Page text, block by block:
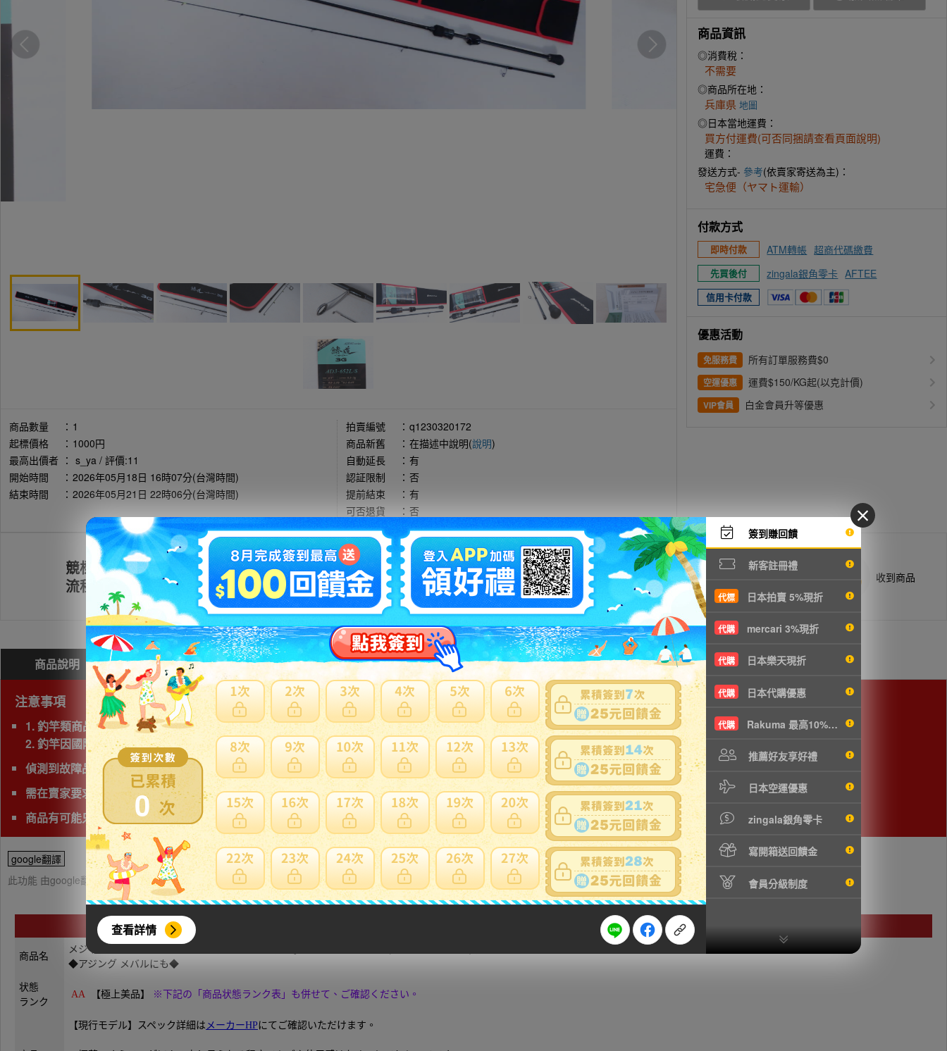
0
查看詳情
簽到賺回饋
新客註冊禮
代標 日本拍賣 5%現折
代購 mercari 3%現折
代購 日本樂天現折
代購 日本代購優惠
代購 Rakuma 最高10%現折
推薦好友享好禮
日本空運優惠
zingala銀角零卡
寫開箱送回饋金
會員分級制度
商品數量 ： 1
起標價格
： 1000円
最高出價者 ： s_ya / 評價:11
開始時間
： 2026年05月18日 16時07分(台灣時間)
結束時間
： 2026年05月21日 22時06分(台灣時間)
拍賣編號 ： q1230320172
商品新舊
： 在描述中說明(說明)
自動延長
： 有
認証限制
： 否
提前結束
： 有
可否退貨
： 否
商品資訊
◎消費稅：
不需要
◎商品所在地：
兵庫県 地圖
◎日本當地運費：
買方付運費(可否同捆請查看頁面說明)
運費：
發送方式- 參考(依賣家寄送為主)：
宅急便（ヤマト運輸）
付款方式
即時付款 ATM轉帳 超商代碼繳費
先買後付 zingala銀角零卡 AFTEE
信用卡付款
優惠活動
免服務費 所有訂單服務費$0
空運優惠 運費$150/KG起(以克計價)
VIP會員 白金會員升等優惠
競標
流程
註冊會員 出價競標 得標填寫委託單 商品抵台通知出貨 收到商品
商品說明 問與答(0) 費用試算 問題商品反映流程
注意事項
1. 釣竿類商品，若三邊長度總和超過180cm以上為大型商品，使用空運會產生材積費用與其他費用，使用海運則無其他費用。
2. 釣竿因國際運送經常發生破損，因此若非紙箱包裝，日本會主動加一個紙箱包裝，會增加國際運費。
偵測到故障品(垃圾品)、問題商品、可能無法修理字樣,下標前注意
需在賣家要求時間完成匯款
商品有可能只能自取，自取費用相當高，請查看頁面確認
google翻譯
此功能 由google翻譯提供參考，樂淘不保證翻譯內容之正確性，詳細問題說明請使用商品問與答
商品名
メジャークラフト【極上美品】現行モデル◆鯵道 Aji-Do 3G AD3-652L/S (ソリッドティップ) 定価23650円の品
◆アジング メバルにも◆
状態
ランク
AA 【極上美品】 ※下記の「商品状態ランク表」も併せて、ご確認ください。
【現行モデル】スペック詳細は メーカーHPにてご確認いただけます。